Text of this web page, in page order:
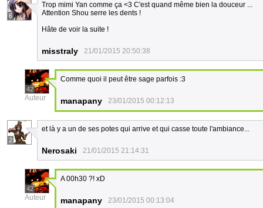
6
Trop mimi Yan comme ça <3 C'est quand même bien la douceur ...
Attention Shou serre les dents !
Hâte de voir la suite !
misstraly 21/01/2015 20:50:38
42
Auteur
Comme quoi il peut être sage parfois :3
manapany 23/01/2015 00:12:13
2
et là y a un de ses potes qui arrive et qui casse toute l'ambiance...
Nerosaki 21/01/2015 21:14:31
42
Auteur
A 00h30 ?! xD
manapany 23/01/2015 00:13:04